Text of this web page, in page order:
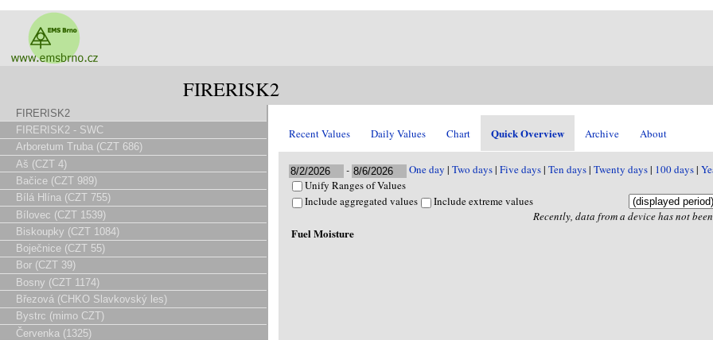
FIRERISK2
FIRERISK2
FIRERISK2 - SWC
Arboretum Truba (CZT 686)
Aš (CZT 4)
Bačice (CZT 989)
Bílá Hlína (CZT 755)
Bílovec (CZT 1539)
Biskoupky (CZT 1084)
Boječnice (CZT 55)
Bor (CZT 39)
Bosny (CZT 1174)
Březová (CHKO Slavkovský les)
Bystrc (mimo CZT)
Červenka (1325)
Recent Values Daily Values Chart Quick Overview Archive About
- One day | Two days| Five days| Ten days| Twenty days| 100 days|
Unify Ranges of Values
Include aggregated values
Include extreme values
Recently, data from a device has not
Fuel Moisture